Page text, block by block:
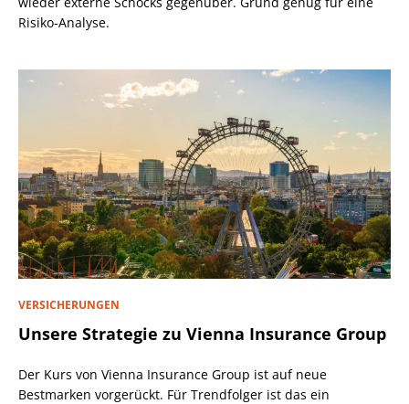
Risiko-Analyse.
VERSICHERUNGEN
Unsere Strategie zu Vienna Insurance Group
Der Kurs von Vienna Insurance Group ist auf neue
Bestmarken vorgerückt. Für Trendfolger ist das ein